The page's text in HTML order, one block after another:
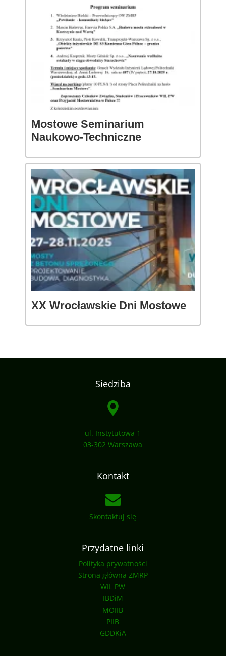
Mostowe Seminarium
Naukowo-Techniczne
XX Wrocławskie Dni Mostowe
Siedziba
ul. Instytutowa 1
03-302 Warszawa
Kontakt
Skontaktuj się
Przydatne linki
Polityka prywatności
Strona główna ZMRP
WIL PW
IBDiM
MOIIB
PIIB
GDDKiA